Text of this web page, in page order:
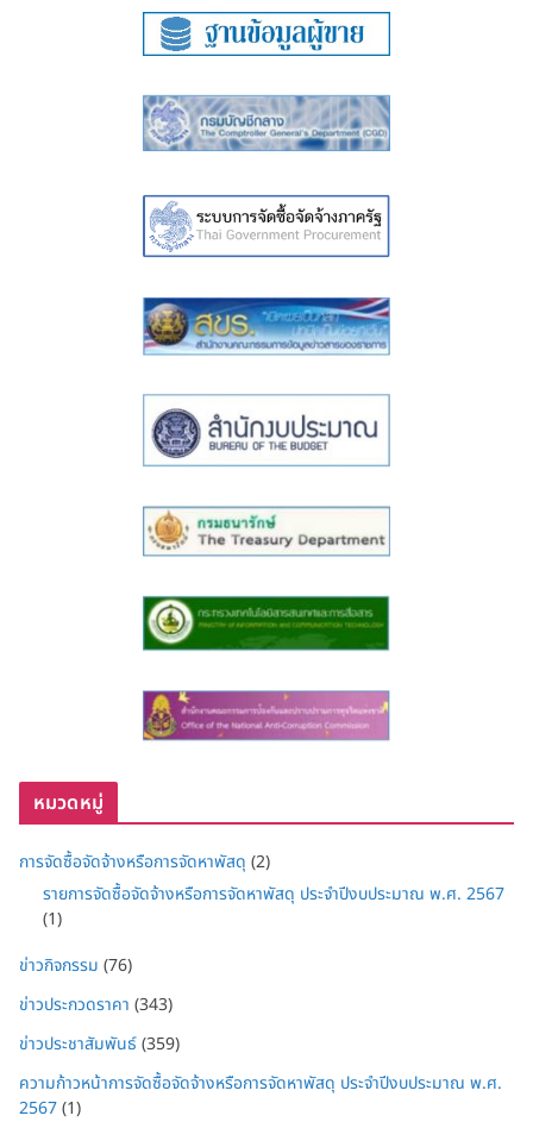
หมวดหมู่
การจัดซื้อจัดจ้างหรือการจัดหาพัสดุ (2)
รายการจัดซื้อจัดจ้างหรือการจัดหาพัสดุ ประจำปีงบประมาณ พ.ศ. 2567
(1)
ข่าวกิจกรรม (76)
ข่าวประกวดราคา (343)
ข่าวประชาสัมพันธ์(359)
ความก้าวหน้าการจัดซื้อจัดจ้างหรือการจัดหาพัสดุ ประจำปีงบประมาณ พ.ศ.
2567(1)